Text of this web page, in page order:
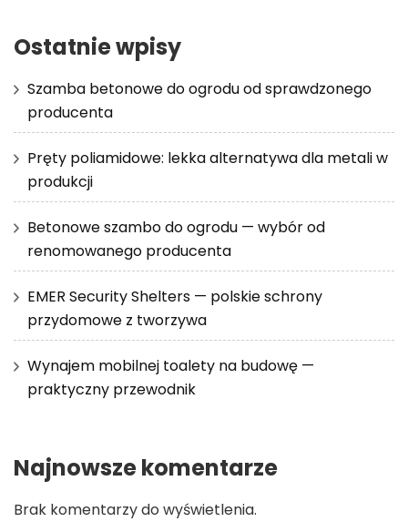
Ostatnie wpisy
Szamba betonowe do ogrodu od sprawdzonego
producenta
Pręty poliamidowe: lekka alternatywa dla metali w
produkcji
Betonowe szambo do ogrodu — wybór od
renomowanego producenta
EMER Security Shelters — polskie schrony
przydomowe z tworzywa
Wynajem mobilnej toalety na budowę —
praktyczny przewodnik
Najnowsze komentarze
Brak komentarzy do wyświetlenia.